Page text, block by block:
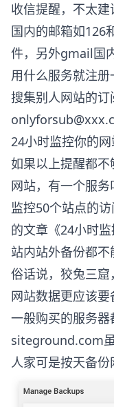
收信提醒，不太建
国内的邮箱如126
件，另外gmail国
用什么服务就注
搜集别人网站的
24小时监控你的
如果以上提醒都
网站，有一个服
监控50个站点的
的文章《24小时
站内站外备份都不
俗话说，狡兔三
网站数据更应该要
一般购买的服务器
siteground.com
人家可是按天备份